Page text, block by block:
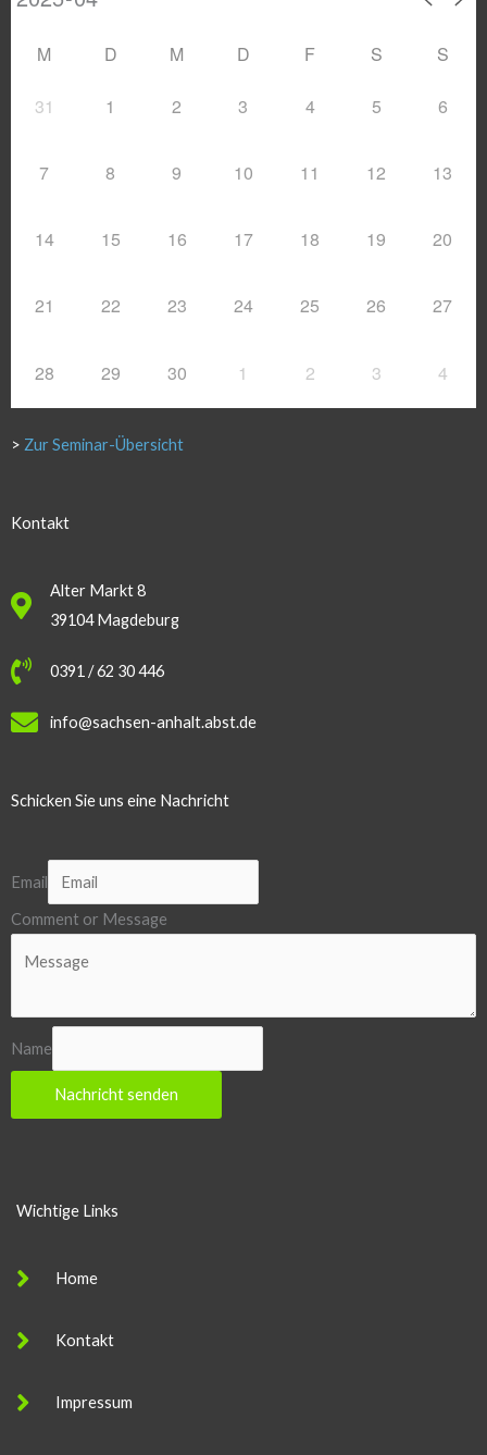
M D M D F S S
31 1 2 3 4 5 6
7 8 9 10 11 12 13
14 15 16 17 18 19 20
21 22 23 24 25 26 27
28 29 30 1 2 3 4
> Zur Seminar-Übersicht
Kontakt
Alter Markt 8
39104 Magdeburg
0391 / 62 30 446
info@sachsen-anhalt.abst.de
Schicken Sie uns eine Nachricht
Email
Comment or Message
Name
Nachricht senden
Wichtige Links
Home
Kontakt
Impressum